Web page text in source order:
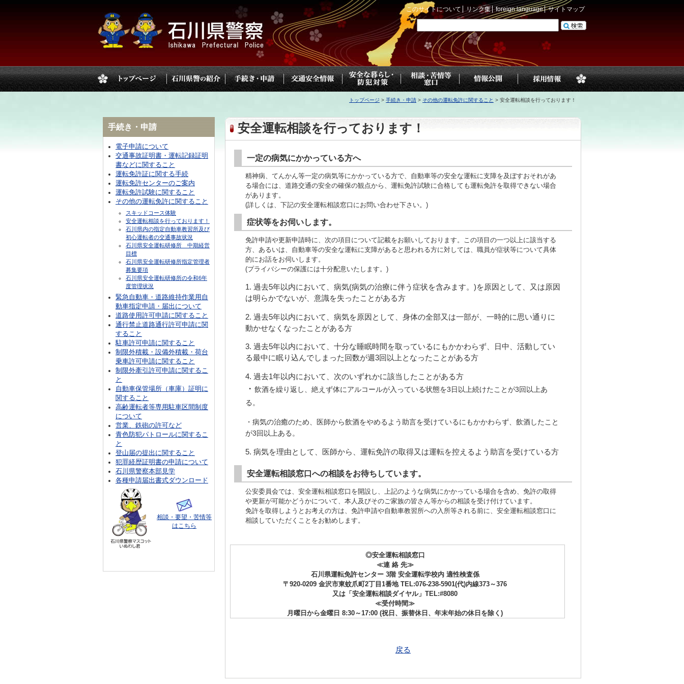
このサイトについて リンク集 foreign language サイトマップ
トップページ > 手続き・申請 > その他の運転免許に関すること > 安全運転相談を行っております！
安全運転相談を行っております！
一定の病気にかかっている方へ
精神病、てんかん等一定の病気等にかかっている方で、自動車等の安全な運転に支障を及ぼすおそれがあ
る場合には、道路交通の安全の確保の観点から、運転免許試験に合格しても運転免許を取得できない場合
があります。
(詳しくは、下記の安全運転相談窓口にお問い合わせ下さい。)
症状等をお伺いします。
免許申請や更新申請時に、次の項目について記載をお願いしております。この項目の一つ以上に該当する
方、あるいは、自動車等の安全な運転に支障があると思われる方に対しては、職員が症状等について具体
的にお話をお伺いします。
(プライバシーの保護には十分配意いたします。)
1. 過去5年以内において、病気(病気の治療に伴う症状を含みます。)を原因として、又は原因
は明らかでないが、意識を失ったことがある方
2. 過去5年以内において、病気を原因として、身体の全部又は一部が、一時的に思い通りに
動かせなくなったことがある方
3. 過去5年以内において、十分な睡眠時間を取っているにもかかわらず、日中、活動してい
る最中に眠り込んでしまった回数が週3回以上となったことがある方
4. 過去1年以内において、次のいずれかに該当したことがある方
・ 飲酒を繰り返し、絶えず体にアルコールが入っている状態を3日以上続けたことが3回以上あ
る。
・病気の治癒のため、医師から飲酒をやめるよう助言を受けているにもかかわらず、飲酒したこと
が3回以上ある。
5. 病気を理由として、医師から、運転免許の取得又は運転を控えるよう助言を受けている方
安全運転相談窓口への相談をお待ちしています。
公安委員会では、安全運転相談窓口を開設し、上記のような病気にかかっている場合を含め、免許の取得
や更新が可能かどうかについて、本人及びそのご家族の皆さん等からの相談を受け付けています。
免許を取得しようとお考えの方は、免許申請や自動車教習所への入所等される前に、安全運転相談窓口に
相談していただくことをお勧めします。
◎安全運転相談窓口
≪連 絡 先≫
石川県運転免許センター 3階 安全運転学校内 適性検査係
〒920-0209 金沢市東蚊爪町2丁目1番地 TEL:076-238-5901(代)内線373～376
又は「安全運転相談ダイヤル」TEL:#8080
≪受付時間≫
月曜日から金曜日 8:30～17:00 (祝日、振替休日、年末年始の休日を除く)
戻る
手続き・申請
電子申請について
交通事故証明書・運転記録証明
書などに関すること
運転免許証に関する手続
運転免許センターのご案内
運転免許試験に関すること
その他の運転免許に関すること
スキッドコース体験
安全運転相談を行っております！
石川県内の指定自動車教習所及び
初心運転者の交通事故状況
石川県安全運転研修所 中期経営
目標
石川県安全運転研修所指定管理者
募集要項
石川県安全運転研修所の令和6年
度管理状況
緊急自動車・道路維持作業用自
動車指定申請・届出について
道路使用許可申請に関すること
通行禁止道路通行許可申請に関
すること
駐車許可申請に関すること
制限外積載・設備外積載・荷台
乗車許可申請に関すること
制限外牽引許可申請に関するこ
と
自動車保管場所（車庫）証明に
関すること
高齢運転者等専用駐車区間制度
について
営業、鉄砲の許可など
青色防犯パトロールに関するこ
と
登山届の提出に関すること
犯罪経歴証明書の申請について
石川県警察本部見学
各種申請届出書式ダウンロード
相談・要望・苦情等
はこちら